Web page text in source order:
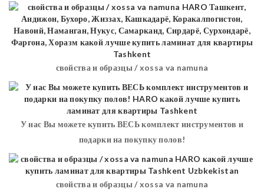
свойства и образцы / xossa va namuna
У нас Вы можете купить ВЕСЬ комплект инструментов и
подарки на покупку полов!
свойства и образцы / xossa va namuna